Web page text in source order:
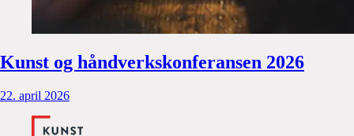
Kunst og håndverkskonferansen 2026
22. april 2026